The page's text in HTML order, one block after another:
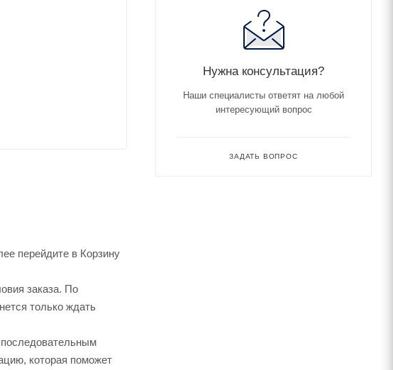
перейдите в Корзину
заказа. По
только ждать
которая поможет
Нужна консультация?
Наши специалисты ответят на любой
интересующий вопрос
ЗАДАТЬ ВОПРОС